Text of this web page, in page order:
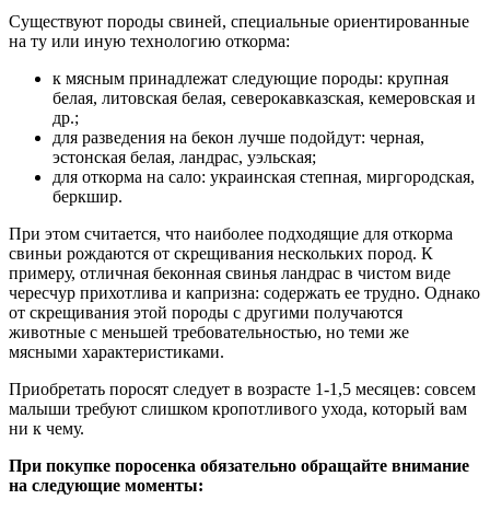
Существуют породы свиней, специальные ориентированные
на ту или иную технологию откорма:
к мясным принадлежат следующие породы: крупная
белая, литовская белая, северокавказская, кемеровская и
др.;
для разведения на бекон лучше подойдут: черная,
эстонская белая, ландрас, уэльская;
для откорма на сало: украинская степная, миргородская,
беркшир.
При этом считается, что наиболее подходящие для откорма
свиньи рождаются от скрещивания нескольких пород. К
примеру, отличная беконная свинья ландрас в чистом виде
чересчур прихотлива и капризна: содержать ее трудно. Однако
от скрещивания этой породы с другими получаются
животные с меньшей требовательностью, но теми же
мясными характеристиками.
Приобретать поросят следует в возрасте 1-1,5 месяцев: совсем
малыши требуют слишком кропотливого ухода, который вам
ни к чему.
При покупке поросенка обязательно обращайте внимание
на следующие моменты: